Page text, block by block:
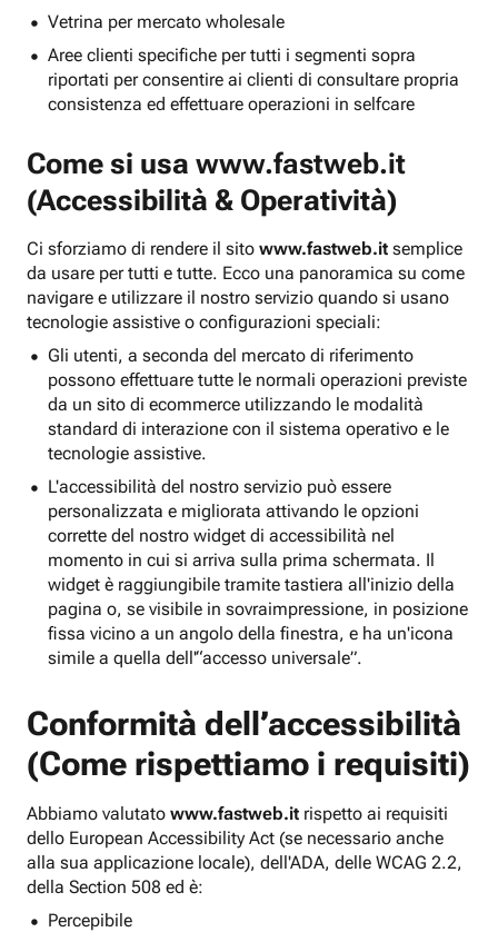
Vetrina per mercato wholesale
Aree clienti specifiche per tutti i segmenti sopra
riportati per consentire ai clienti di consultare propria
consistenza ed effettuare operazioni in selfcare
Come si usa www.fastweb.it
(Accessibilità & Operatività)
Ci sforziamo di rendere il sito www.fastweb.it semplice
da usare per tutti e tutte. Ecco una panoramica su come
navigare e utilizzare il nostro servizio quando si usano
tecnologie assistive o configurazioni speciali:
Gli utenti, a seconda del mercato di riferimento
possono effettuare tutte le normali operazioni previste
da un sito di ecommerce utilizzando le modalità
standard di interazione con il sistema operativo e le
tecnologie assistive.
L'accessibilità del nostro servizio può essere
personalizzata e migliorata attivando le opzioni
corrette del nostro widget di accessibilità nel
momento in cui si arriva sulla prima schermata. Il
widget è raggiungibile tramite tastiera all'inizio della
pagina o, se visibile in sovraimpressione, in posizione
fissa vicino a un angolo della finestra, e ha un'icona
simile a quella dell'“accesso universale”.
Conformità dell’accessibilità
(Come rispettiamo i requisiti)
Abbiamo valutato www.fastweb.it rispetto ai requisiti
dello European Accessibility Act (se necessario anche
alla sua applicazione locale), dell'ADA, delle WCAG 2.2,
della Section 508 ed è:
Percepibile